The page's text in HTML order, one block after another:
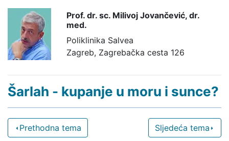
Prof. dr. sc. Milivoj Jovančević, dr.
med.
Poliklinika Salvea
Zagreb, Zagrebačka cesta 126
Šarlah - kupanje u moru i sunce?
Prethodna tema Sljedeća tema